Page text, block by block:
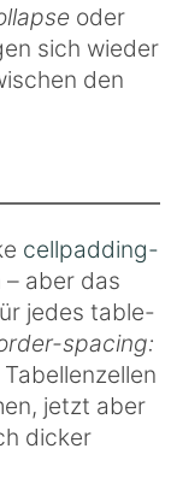
oder
sich wieder
den
cellpadding-
aber das
jedes table-
spacing:
jetzt aber
dicker